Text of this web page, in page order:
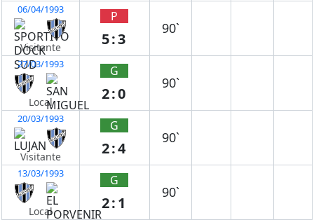
06/04/1993
Visitante
P
5:3
90`
27/03/1993
Local
G
2:0
90`
20/03/1993
Visitante
G
2:4
90`
13/03/1993
Local
G
2:1
90`